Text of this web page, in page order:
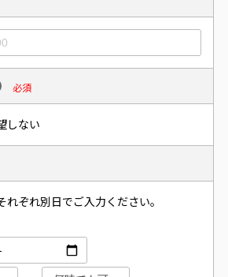
必須
しない
ぞれ別日でご入力ください。